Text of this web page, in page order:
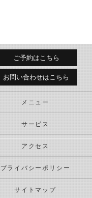
ご予約はこちら
お問い合わせはこちら
メニュー
サービス
アクセス
プライバシーポリシー
サイトマップ